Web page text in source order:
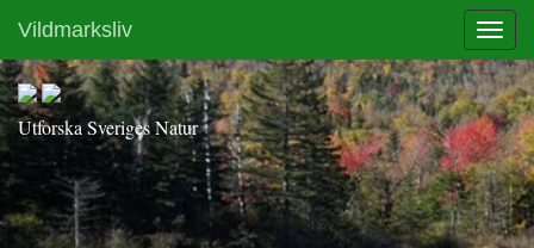
Vildmarksliv
Utforska Sveriges Natur